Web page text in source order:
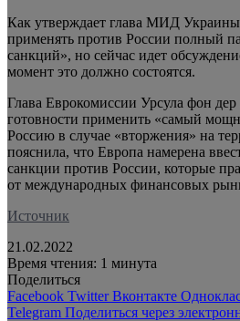
Как утверждает глава МИД
применять против России полный
санкций», но сейчас идет
момент это должно состоятся.
Глава Еврокомиссии Урсула фон дер
готовности применить «самый
Россию в случае «вторжения» на
пояснила, что Европа намерена
санкции против России, которые
от международных финансовых
Источник
21.02.2022
Время чтения: 1 минута
Поделиться
Facebook Twitter Вконтакте
Telegram Поделиться через